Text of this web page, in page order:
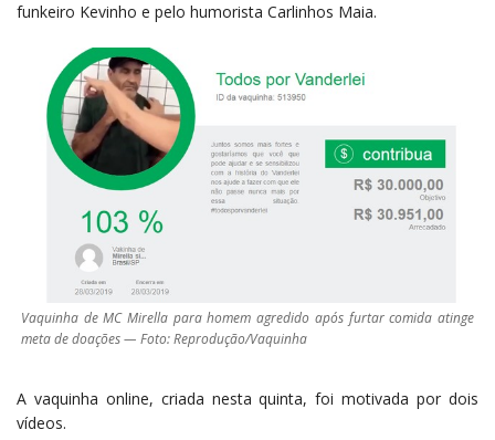
funkeiro Kevinho e pelo humorista Carlinhos Maia.
Vaquinha de MC Mirella para homem agredido após furtar comida atinge
meta de doações — Foto: Reprodução/Vaquinha
A vaquinha online, criada nesta quinta, foi motivada por dois
vídeos.